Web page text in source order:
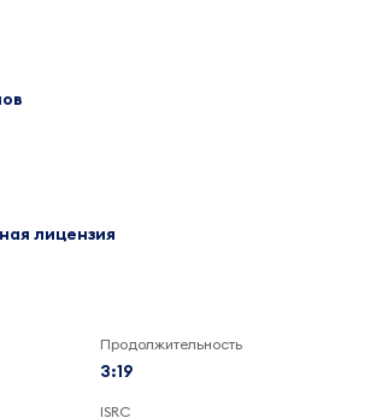
лицензия
Продолжительность
3:19
ISRC